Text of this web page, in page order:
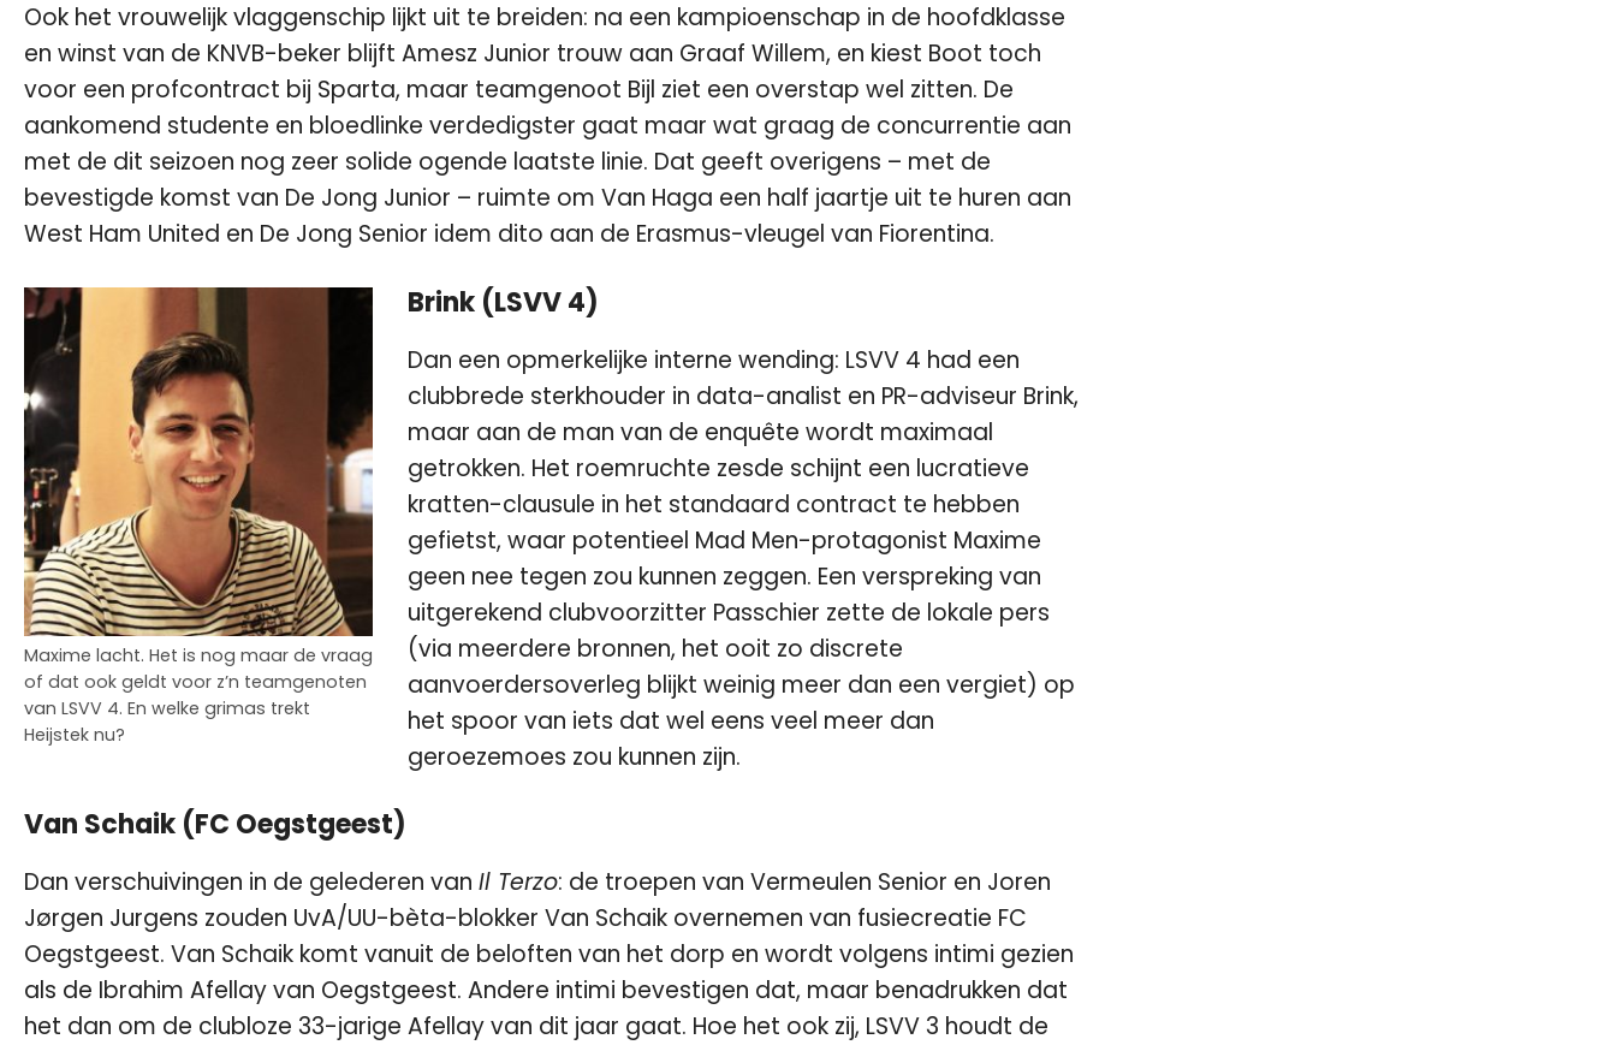
Ook het vrouwelijk vlaggenschip lijkt uit te breiden: na een kampioenschap in de hoofdklasse
en winst van de KNVB-beker blijft Amesz Junior trouw aan Graaf Willem, en kiest Boot toch
voor een profcontract bij Sparta, maar teamgenoot Bijl ziet een overstap wel zitten. De
aankomend studente en bloedlinke verdedigster gaat maar wat graag de concurrentie aan
met de dit seizoen nog zeer solide ogende laatste linie. Dat geeft overigens – met de
bevestigde komst van De Jong Junior – ruimte om Van Haga een half jaartje uit te huren aan
West Ham United en De Jong Senior idem dito aan de Erasmus-vleugel van Fiorentina.
Maxime lacht. Het is nog maar de vraag
of dat ook geldt voor z’n teamgenoten
van LSVV 4. En welke grimas trekt
Heijstek nu?
Brink (LSVV 4)
Dan een opmerkelijke interne wending: LSVV 4 had een
clubbrede sterkhouder in data-analist en PR-adviseur Brink,
maar aan de man van de enquête wordt maximaal
getrokken. Het roemruchte zesde schijnt een lucratieve
kratten-clausule in het standaard contract te hebben
gefietst, waar potentieel Mad Men-protagonist Maxime
geen nee tegen zou kunnen zeggen. Een verspreking van
uitgerekend clubvoorzitter Passchier zette de lokale pers
(via meerdere bronnen, het ooit zo discrete
aanvoerdersoverleg blijkt weinig meer dan een vergiet) op
het spoor van iets dat wel eens veel meer dan
geroezemoes zou kunnen zijn.
Van Schaik (FC Oegstgeest)
Dan verschuivingen in de gelederen van Il Terzo: de troepen van Vermeulen Senior en Joren
Jørgen Jurgens zouden UvA/UU-bèta-blokker Van Schaik overnemen van fusiecreatie FC
Oegstgeest. Van Schaik komt vanuit de beloften van het dorp en wordt volgens intimi gezien
als de Ibrahim Afellay van Oegstgeest. Andere intimi bevestigen dat, maar benadrukken dat
het dan om de clubloze 33-jarige Afellay van dit jaar gaat. Hoe het ook zij, LSVV 3 houdt de